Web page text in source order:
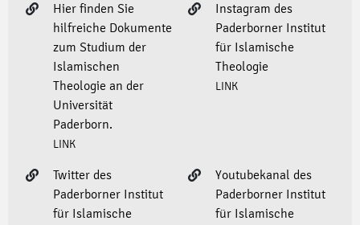
Hier finden Sie
hilfreiche Dokumente
zum Studium der
Islamischen
Theologie an der
Universität
Paderborn.
LINK
Instagram des
Paderborner Institut
für Islamische
Theologie
LINK
Twitter des
Paderborner Institut
für Islamische
Youtubekanal des
Paderborner Institut
für Islamische